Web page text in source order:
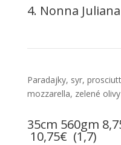
4. Nonna Juliana
Paradajky, syr,
mozzarella, zelené olivy
35cm 560gm
10,75€ (1,7)